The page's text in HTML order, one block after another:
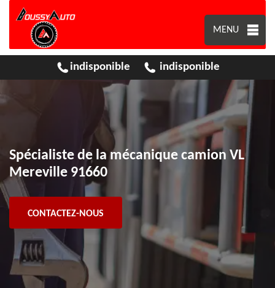
MENU
indisponible indisponible
Spécialiste de la mécanique camion VL
Mereville 91660
CONTACTEZ-NOUS